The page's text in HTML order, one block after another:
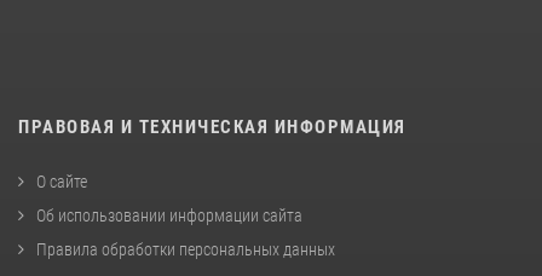
ПРАВОВАЯ И ТЕХНИЧЕСКАЯ ИНФОРМАЦИЯ
О сайте
Об использовании информации сайта
Правила обработки персональных данных